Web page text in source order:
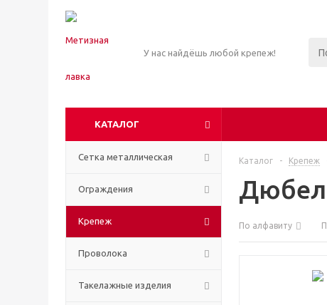
У нас найдёшь любой крепеж!
КАТАЛОГ
Сетка металлическая
Ограждения
Крепеж
Проволока
Такелажные изделия
Каталог - Крепеж
По алфавиту